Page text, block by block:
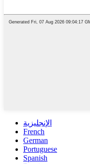
الإنجليزية
French
German
Portuguese
Spanish